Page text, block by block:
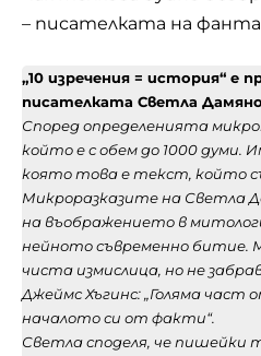
– писателката на
„10 изречения = история“ e
писателката Светла
Според определенията
който е с обем до 1000 думи.
която това е текст, който
Микроразказите на Светла
на въображението в
нейното съвременно битие.
чиста измислица, но не
Джеймс Хъгинс: „Голяма част
началото си от факти“.
Светла споделя, че пишейки